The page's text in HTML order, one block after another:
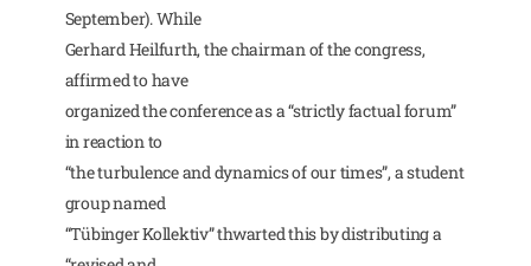
September). While
Gerhard Heilfurth, the chairman of the congress,
affirmed to have
organized the conference as a “strictly factual forum”
in reaction to
“the turbulence and dynamics of our times”, a student
group named
“Tübinger Kollektiv” thwarted this by distributing a